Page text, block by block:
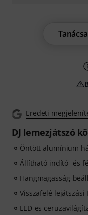
Eredeti
DJ lemezjátszó
Öntött alumínium
Állítható indító- és
Hangmagasság-
Visszafelé lejátszási
LED-es